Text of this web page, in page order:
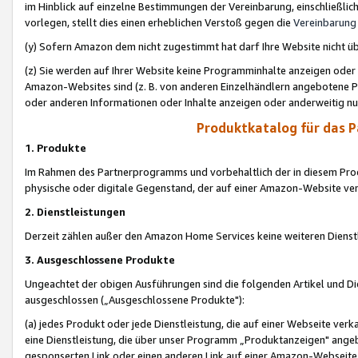
im Hinblick auf einzelne Bestimmungen der Vereinbarung,
vorlegen, stellt dies einen erheblichen Verstoß gegen die Vereinbarung
(y) Sofern Amazon dem nicht zugestimmt hat darf Ihre Website nicht
(z) Sie werden auf Ihrer Website keine Programminhalte anzeigen
Amazon-Websites sind (z. B. von anderen Einzelhändlern
oder anderen Informationen oder Inhalte anzeigen oder anderweitig
Produktkatalog für das
1. Produkte
Im Rahmen des Partnerprogramms und vorbehaltlich der in diesem
physische oder digitale Gegenstand, der auf einer Amazon-Website
2. Dienstleistungen
Derzeit zählen außer den Amazon Home Services keine weiteren
3. Ausgeschlossene Produkte
Ungeachtet der obigen Ausführungen sind die folgenden Artikel und
ausgeschlossen („Ausgeschlossene Produkte"):
(a) jedes Produkt oder jede Dienstleistung, die auf einer Webseite
eine Dienstleistung, die über unser Programm „Produktanzeigen"